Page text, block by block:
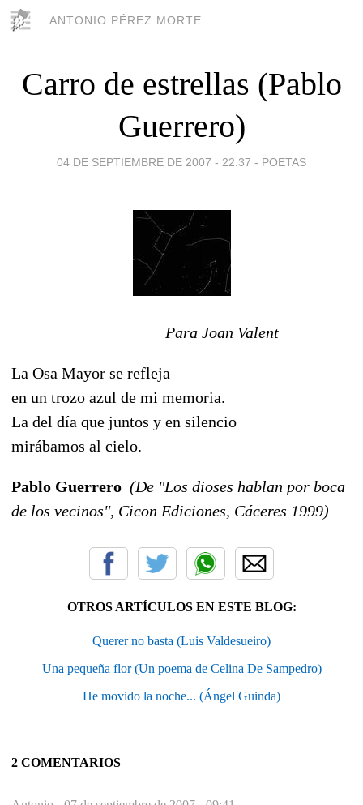
ANTONIO PÉREZ MORTE
Carro de estrellas (Pablo
Guerrero)
04 DE SEPTIEMBRE DE 2007 - 22:37 - POETAS
Para Joan Valent
La Osa Mayor se refleja
en un trozo azul de mi memoria.
La del día que juntos y en silencio
mirábamos al cielo.
Pablo Guerrero (De "Los dioses hablan por boca
de los vecinos", Cicon Ediciones, Cáceres 1999)
OTROS ARTÍCULOS EN ESTE BLOG:
Querer no basta (Luis Valdesueiro)
Una pequeña flor (Un poema de Celina De Sampedro)
He movido la noche... (Ángel Guinda)
2 COMENTARIOS